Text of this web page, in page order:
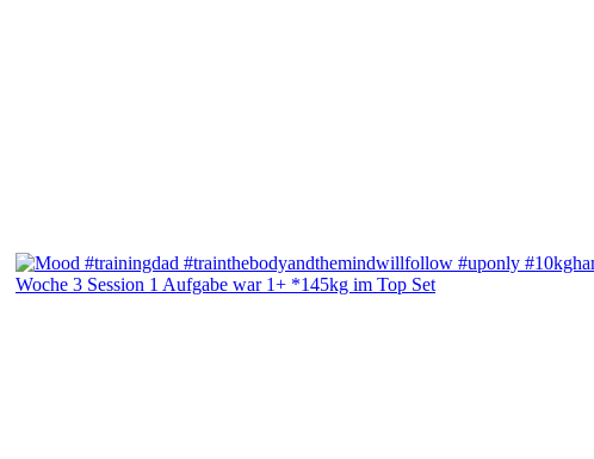
Woche 3 Session 1 Aufgabe war 1+ *145kg im Top Set